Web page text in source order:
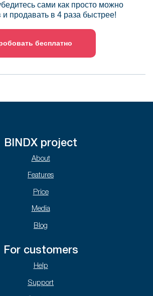
сами как просто можно
и продавать в 4 раза быстрее!
бесплатно
BINDX project
About
Features
Price
Media
Blog
For customers
Help
Support